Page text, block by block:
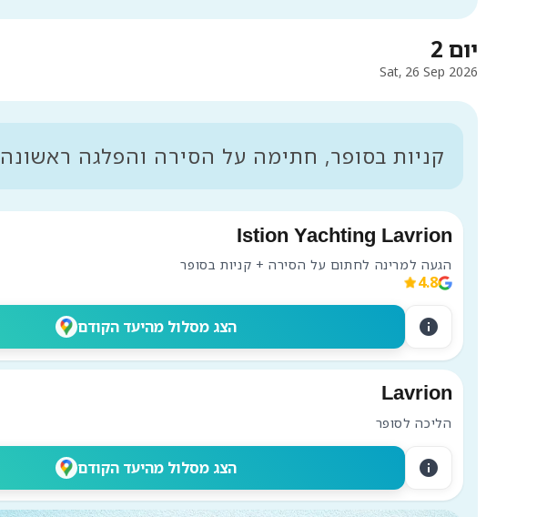
יום 2
Sat, 26 Sep 2026
קניות בסופר, חתימה על הסירה והפלגה ראשונה
Istion Yachting Lavrion
הגעה למרינה לחתום על הסירה + קניות בסופר
4.8
הצג מסלול מהיעד הקודם info
Lavrion
הליכה לסופר
הצג מסלול מהיעד הקודם info